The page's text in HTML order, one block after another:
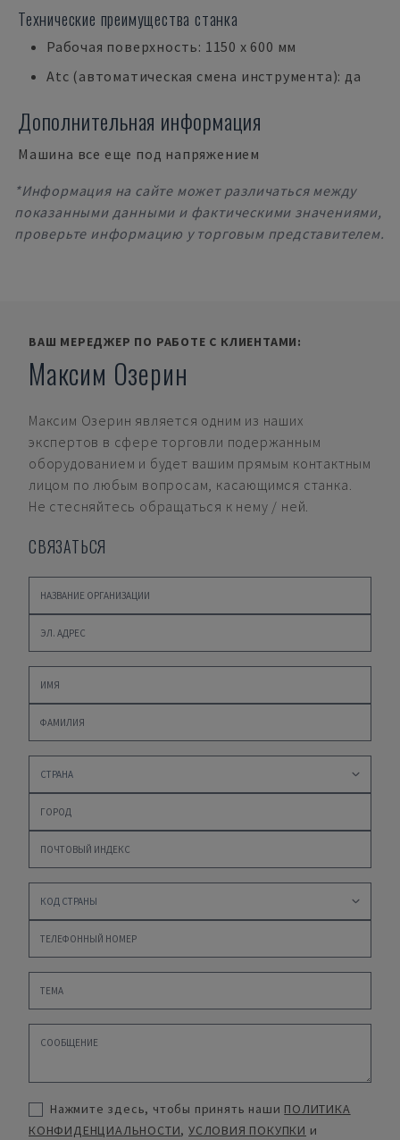
Технические преимущества станка
Рабочая поверхность: 1150 x 600 мм
Atc (автоматическая смена инструмента): да
Дополнительная информация
Машина все еще под напряжением
*Информация на сайте может различаться между
показанными данными и фактическими значениями,
проверьте информацию у торговым представителем.
ВАШ МЕРЕДЖЕР ПО РАБОТЕ С КЛИЕНТАМИ:
Максим Озерин
Максим Озерин является одним из наших
экспертов в сфере торговли подержанным
оборудованием и будет вашим прямым контактным
лицом по любым вопросам, касающимся станка.
Не стесняйтесь обращаться к нему / ней.
СВЯЗАТЬСЯ
Нажмите здесь, чтобы принять наши ПОЛИТИКА
КОНФИДЕНЦИАЛЬНОСТИ,УСЛОВИЯ ПОКУПКИ и